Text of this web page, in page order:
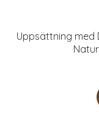
Uppsättning med